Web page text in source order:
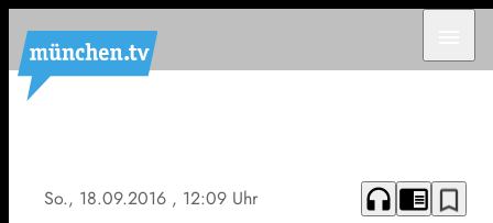
So., 18.09.2016 , 12:09 Uhr headphones chrome_reader_mode bookmark_border